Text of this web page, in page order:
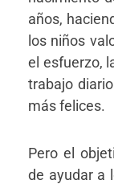
años,
los niños
el esfuerzo,
trabajo
más felices.
Pero el
de ayudar a